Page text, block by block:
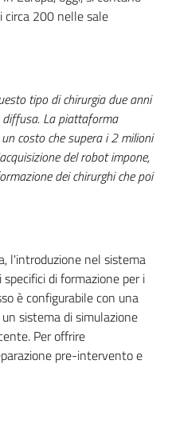
circa 200 nelle sale
tipo di chirurgia due anni
La piattaforma
costo che supera i 2 milioni
del robot impone,
dei chirurghi che poi
l'introduzione nel sistema
di formazione per i
è configurabile con una
sistema di simulazione
Per offrire
pre-intervento e